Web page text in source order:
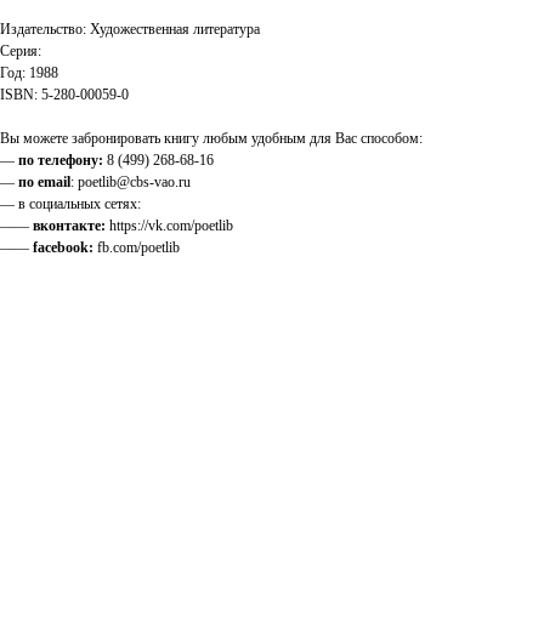
Издательство: Художественная литература
Серия:
Год: 1988
ISBN: 5-280-00059-0
Вы можете забронировать книгу любым удобным для Вас способом:
— по телефону: 8 (499) 268-68-16
— по email: poetlib@cbs-vao.ru
— в социальных сетях:
—— вконтакте: https://vk.com/poetlib
—— facebook: fb.com/poetlib